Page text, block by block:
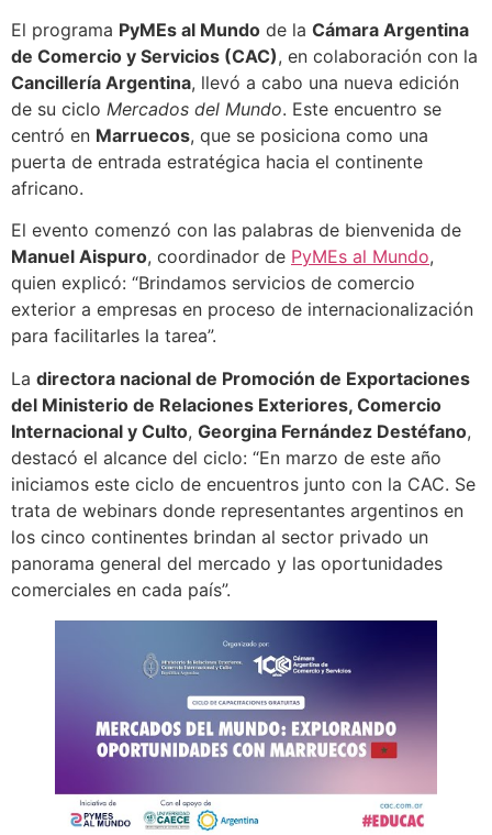
El programa PyMEs al Mundo de la Cámara Argentina
de Comercio y Servicios (CAC), en colaboración con la
Cancillería Argentina, llevó a cabo una nueva edición
de su ciclo Mercados del Mundo. Este encuentro se
centró en Marruecos, que se posiciona como una
puerta de entrada estratégica hacia el continente
africano.
El evento comenzó con las palabras de bienvenida de
Manuel Aispuro, coordinador de PyMEs al Mundo,
quien explicó: “Brindamos servicios de comercio
exterior a empresas en proceso de internacionalización
para facilitarles la tarea”.
La directora nacional de Promoción de Exportaciones
del Ministerio de Relaciones Exteriores, Comercio
Internacional y Culto, Georgina Fernández Destéfano,
destacó el alcance del ciclo: “En marzo de este año
iniciamos este ciclo de encuentros junto con la CAC. Se
trata de webinars donde representantes argentinos en
los cinco continentes brindan al sector privado un
panorama general del mercado y las oportunidades
comerciales en cada país”.